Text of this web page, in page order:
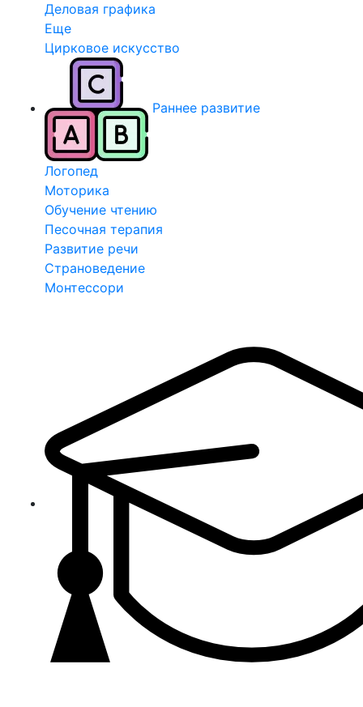
Деловая графика
Еще
Цирковое искусство
Раннее развитие
Логопед
Моторика
Обучение чтению
Песочная терапия
Развитие речи
Страноведение
Монтессори